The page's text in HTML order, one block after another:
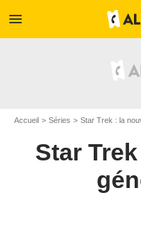
menu
Accueil Séries Star Trek : la
Star